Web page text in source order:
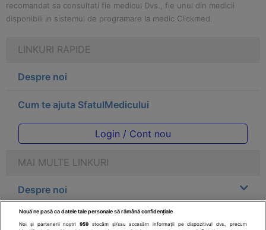
recomandat sa consultati fie medicul Dvs., fie unul din medicii
disponibili in sistemul de programare la medic Clickmed.
LINKURI RAPIDE
Despre noi
Cum te ajuta SfatulMedicului
Login / Cont nou
MAI MULTE LINKURI
Despre noi
Legal
Nouă ne pasă ca datele tale personale să rămână confidențiale
Noi și partenerii noștri959 stocăm și/sau accesăm informații pe dispozitivul dvs., precum